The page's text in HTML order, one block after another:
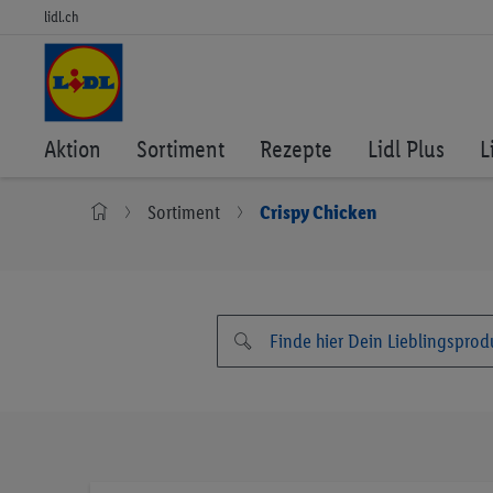
lidl.ch
Aktion Sortiment Rezepte Lidl Plus
Sortiment Crispy Chicken